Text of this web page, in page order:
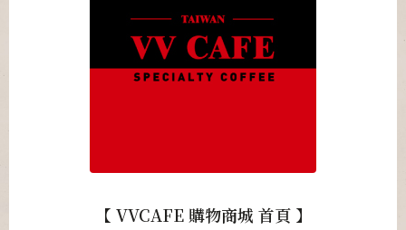
【 VVCAFE 購物商城 首頁 】